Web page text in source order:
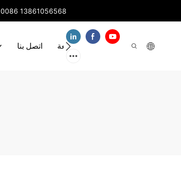
0086 13861056568
اتصل بنا الأسئلة الشائعة مقاطع فيديو